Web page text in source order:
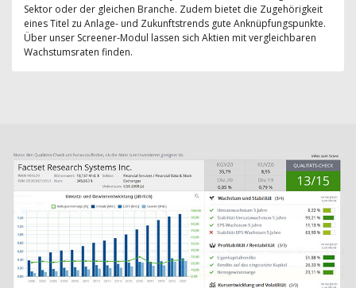
Sektor oder der gleichen Branche. Zudem bietet die Zugehörigkeit
eines Titel zu Anlage- und Zukunftstrends gute Anknüpfungspunkte.
Über unser Screener-Modul lassen sich Aktien mit vergleichbaren
Wachstumsraten finden.